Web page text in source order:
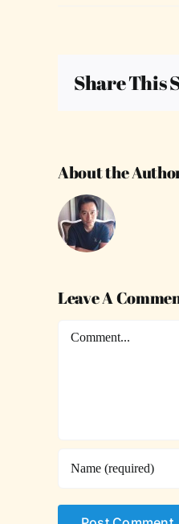
Share This
About the
Leave A
Comment